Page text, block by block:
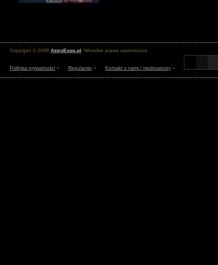
Copyright © 2008 AstroExpo.pl . Wszelkie prawa zastrzeżone.
Polityka prywatności » Regulamin » Kontakt z nami / moderatorzy »